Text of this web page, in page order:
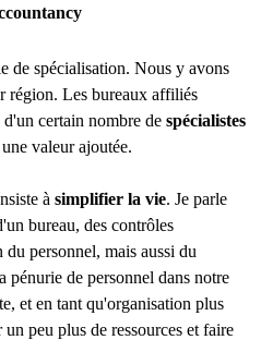
de spécialisation. Nous y avons
région. Les bureaux affiliés
certain nombre de spécialistes
valeur ajoutée.
à simplifier la vie. Je parle
bureau, des contrôles
personnel, mais aussi du
pénurie de personnel dans notre
et en tant qu'organisation plus
peu plus de ressources et faire